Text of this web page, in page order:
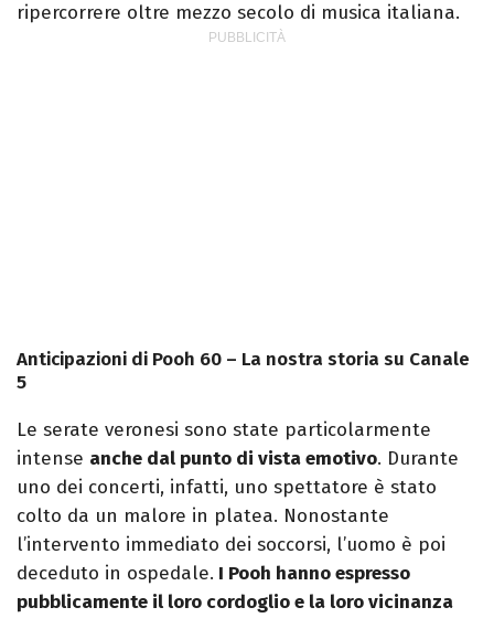
ripercorrere oltre mezzo secolo di musica italiana.
Anticipazioni di Pooh 60 – La nostra storia su Canale
5
Le serate veronesi sono state particolarmente
intense anche dal punto di vista emotivo. Durante
uno dei concerti, infatti, uno spettatore è stato
colto da un malore in platea. Nonostante
l’intervento immediato dei soccorsi, l’uomo è poi
deceduto in ospedale. I Pooh hanno espresso
pubblicamente il loro cordoglio e la loro vicinanza